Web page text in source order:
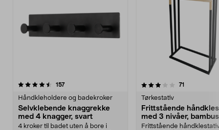
157anmeldelser
Håndkleholdere og badekroker
Selvklebende knaggrekke
med 4 knagger, svart
4 kroker til badet uten å bore i
3.5 av 5 stjerner 71
Tørkestativ
Frittstående
med 3 nivåer,
svart metall
Frittstående
4.5 av 5 stjerner